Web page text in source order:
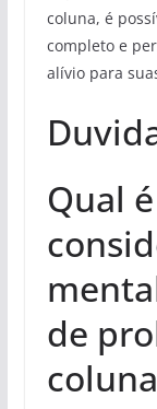
coluna, é
completo e
alívio para
Qual
de